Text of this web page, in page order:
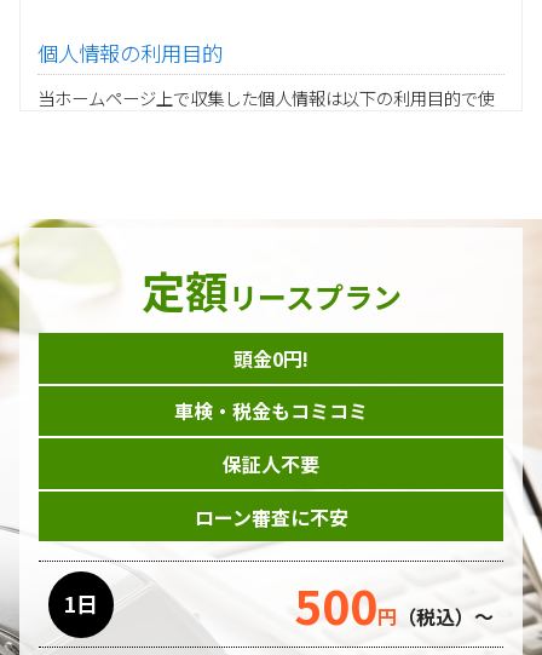
個人情報の利用目的
当ホームページ上で収集した個人情報は以下の利用目的で使
当グループの業務に従事する協力会社様担当者の識別
当グループ内で共同利用する人事関連システムの運用
ダイレクトメール等を利用したアンケート・キャンペーン
などの意見・情報の調査
当ホームページはサービスに関するお問い合わせやご質問、
資料のご請求や各サービス等のお申し込みなど、当ホームペ
ージのサービス提供過程で、氏名、連絡先、勤務先等の個人
情報を書面、電子媒体、ウェブ等を介して収集致します。
委託先の管理･監督
利用目的の遂行のために業務を委託する場合、個人情報の取
り扱いに関する委託先の適正な管理・監督をおこないます。
定額リースプラン
頭金0円!
車検・税金もコミコミ
保証人不要
ローン審査に不安
1日 500円 （税込）～